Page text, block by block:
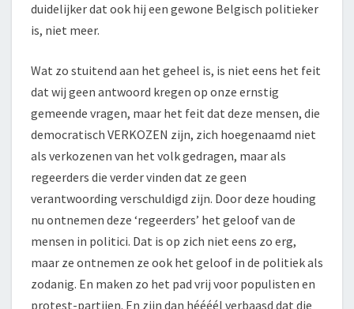
duidelijker dat ook hij een gewone Belgisch politieker
is, niet meer.
Wat zo stuitend aan het geheel is, is niet eens het feit
dat wij geen antwoord kregen op onze ernstig
gemeende vragen, maar het feit dat deze mensen, die
democratisch VERKOZEN zijn, zich hoegenaamd niet
als verkozenen van het volk gedragen, maar als
regeerders die verder vinden dat ze geen
verantwoording verschuldigd zijn. Door deze houding
nu ontnemen deze ‘regeerders’ het geloof van de
mensen in politici. Dat is op zich niet eens zo erg,
maar ze ontnemen ze ook het geloof in de politiek als
zodanig. En maken zo het pad vrij voor populisten en
protest-partijen. En zijn dan héééél verbaasd dat die